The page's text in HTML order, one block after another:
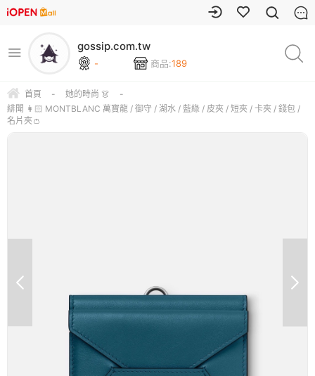
gossip.com.tw
- 商品:189
首頁 - 她的時尚 👗
-
緋聞 👩🏻 MONTBLANC 萬寶龍 / 御守 / 湖水 / 藍綠 / 皮夾 / 短夾 / 卡夾 / 錢包 /
名片夾👛